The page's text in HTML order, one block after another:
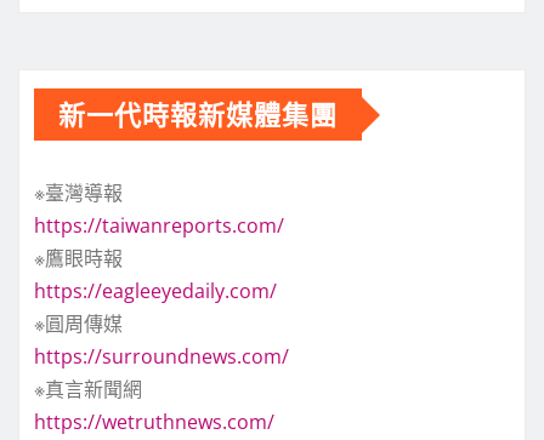
新一代時報新媒體集團
※臺灣導報
https://taiwanreports.com/
※鷹眼時報
https://eagleeyedaily.com/
※圓周傳媒
https://surroundnews.com/
※真言新聞網
https://wetruthnews.com/